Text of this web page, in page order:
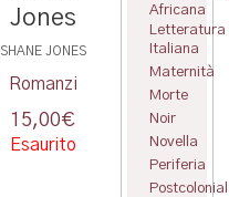
Jones
SHANE JONES
Romanzi
15,00€
Esaurito
Africana
Letteratura
Italiana
Maternità
Morte
Noir
Novella
Periferia